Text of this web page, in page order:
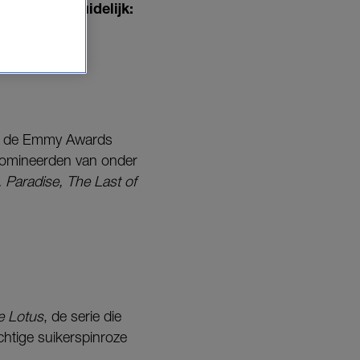
ding is duidelijk:
Emmy Awards
van onder
Paradise, The Last of
Lotus, de serie die
suikerspinroze